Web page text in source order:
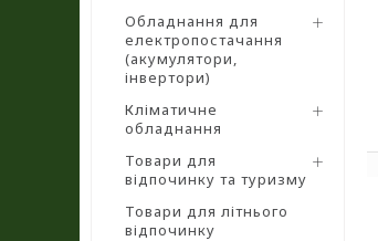
Обладнання для
електропостачання
(акумулятори,
інвертори)
Кліматичне
обладнання
Товари для
відпочинку та туризму
Товари для літнього
відпочинку